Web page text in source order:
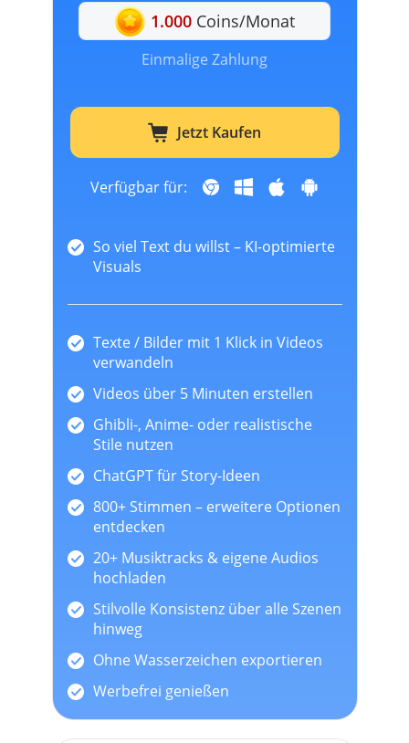
1.000Coins/Monat
Einmalige Zahlung
Jetzt Kaufen
Verfügbar für:
So viel Text du willst – KI-optimierte
Visuals
Texte / Bilder mit 1 Klick in Videos
verwandeln
Videos über 5 Minuten erstellen
Ghibli-, Anime- oder realistische
Stile nutzen
ChatGPT für Story-Ideen
800+ Stimmen – erweitere Optionen
entdecken
20+ Musiktracks & eigene Audios
hochladen
Stilvolle Konsistenz über alle Szenen
hinweg
Ohne Wasserzeichen exportieren
Werbefrei genießen